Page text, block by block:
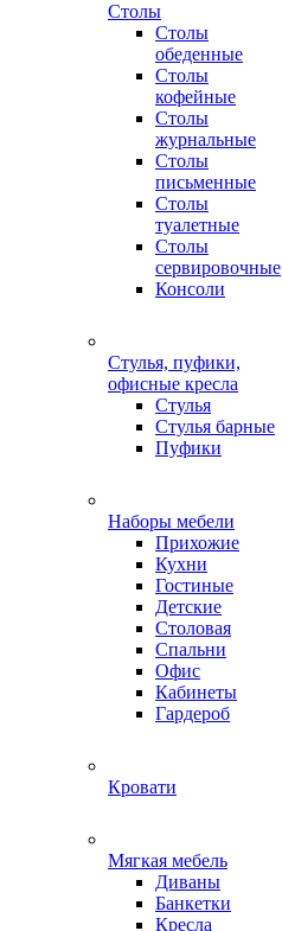
Столы
Столы
обеденные
Столы
кофейные
Столы
журнальные
Столы
письменные
Столы
туалетные
Столы
сервировочные
Консоли
Стулья, пуфики,
офисные кресла
Стулья
Стулья барные
Пуфики
Наборы мебели
Прихожие
Кухни
Гостиные
Детские
Столовая
Спальни
Офис
Кабинеты
Гардероб
Кровати
Мягкая мебель
Диваны
Банкетки
Кресла